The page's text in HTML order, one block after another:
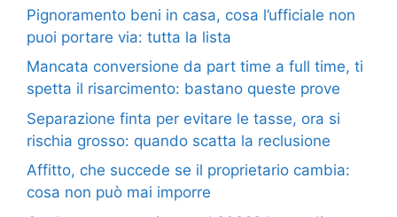
Pignoramento beni in casa, cosa l’ufficiale non
puoi portare via: tutta la lista
Mancata conversione da part time a full time, ti
spetta il risarcimento: bastano queste prove
Separazione finta per evitare le tasse, ora si
rischia grosso: quando scatta la reclusione
Affitto, che succede se il proprietario cambia:
cosa non può mai imporre